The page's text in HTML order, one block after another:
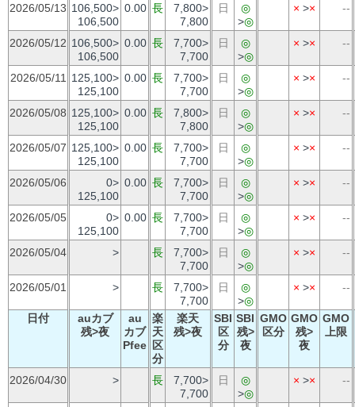
2026/05/13 106,500>
106,500
0.00 長
7,800>
7,800
日
◎
>◎
× >× --
2026/05/12 106,500>
106,500
0.00 長
7,700>
7,700
日
◎
>◎
× >× --
2026/05/11
125,100>
125,100
0.00 長
7,700>
7,700
日
◎
>◎
× >× --
2026/05/08 125,100>
125,100
0.00 長
7,800>
7,800
日
◎
>◎
× >× --
2026/05/07 125,100>
125,100
0.00 長
7,700>
7,700
日
◎
>◎
× >× --
2026/05/06
0>
125,100
0.00 長
7,700>
7,700
日
◎
>◎
× >× --
2026/05/05
0>
125,100
0.00 長
7,700>
7,700
日
◎
>◎
× >× --
2026/05/04 > 長
7,700>
7,700
日
◎
>◎
× >× --
2026/05/01 > 長
7,700>
7,700
日
◎
>◎
× >× --
日付
auカブ
残>夜
au
カブ
Pfee
楽
天
区
分
楽天
残>夜
SBI
区
分
SBI
残>
夜
GMO
区分
GMO
残>
夜
GMO
上限
2026/04/30 > 長
7,700>
7,700
日
◎
>◎
× >× --